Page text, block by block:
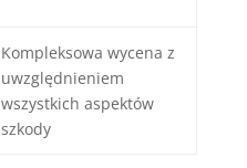
Kompleksowa wycena z
uwzględnieniem
wszystkich aspektów
szkody